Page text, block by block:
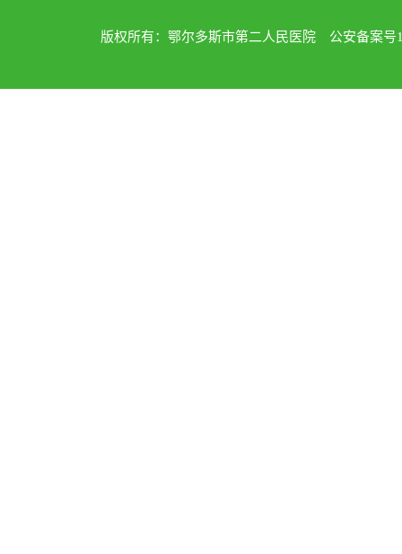
版权所有：鄂尔多斯市第二人民医院 公安备案